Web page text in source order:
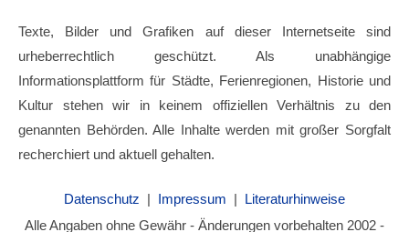
Texte, Bilder und Grafiken auf dieser Internetseite sind
urheberrechtlich geschützt. Als unabhängige
Informationsplattform für Städte, Ferienregionen, Historie und
Kultur stehen wir in keinem offiziellen Verhältnis zu den
genannten Behörden. Alle Inhalte werden mit großer Sorgfalt
recherchiert und aktuell gehalten.
Datenschutz | Impressum | Literaturhinweise
Alle Angaben ohne Gewähr - Änderungen vorbehalten 2002 -